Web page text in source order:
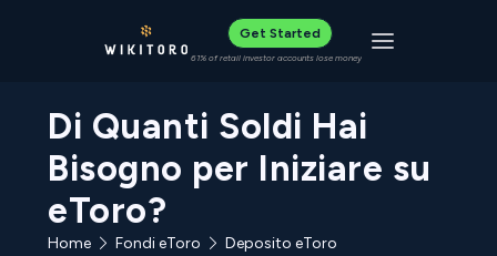
Get Started
61% of retail investor accounts lose money Toggle
Di Quanti Soldi Hai
Bisogno per Iniziare su
eToro?
Home Fondi eToro
Deposito eToro